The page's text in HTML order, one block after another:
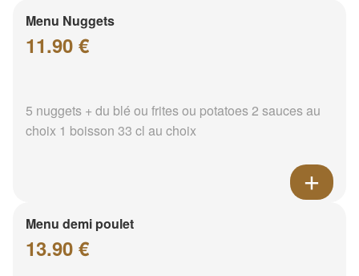
Menu Nuggets
11.90 €
5 nuggets + du blé ou frites ou potatoes 2 sauces au
choix 1 boisson 33 cl au choix
Menu demi poulet
13.90 €